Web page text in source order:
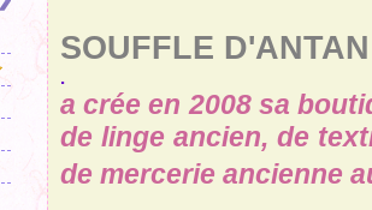
SOUFFLE D'ANTAN
.
a crée en 2008 sa
de linge ancien, de
de mercerie ancienne